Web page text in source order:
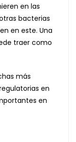
en las
bacterias
en este. Una
traer como
más
en
en